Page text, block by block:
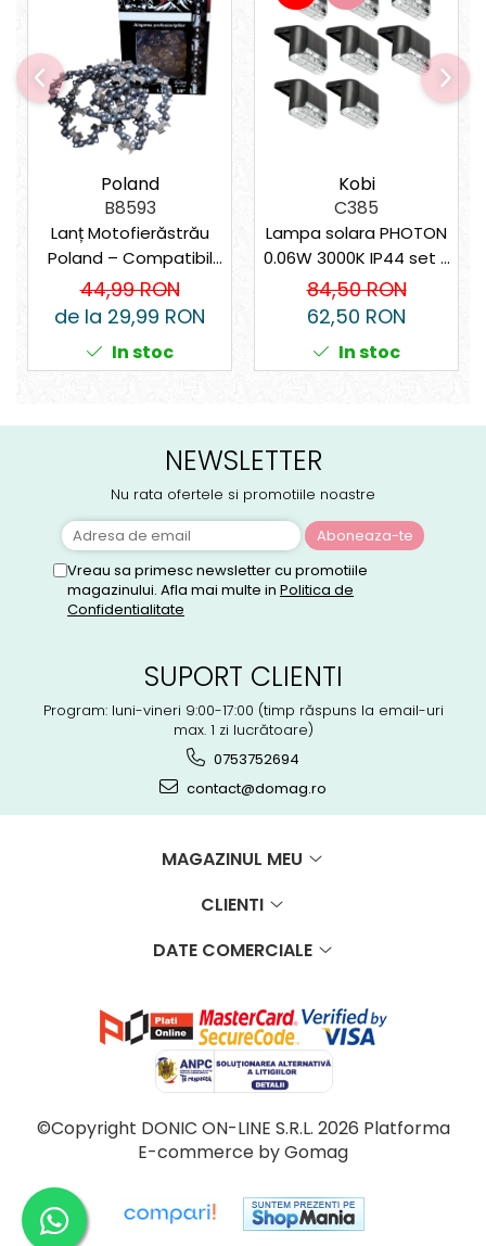
Unelte pentru grădină
Motoforeze și Burghie de Pământ
Ventilatoare
Poland
B8593
Lanț Motofierăstrău
Poland – Compatibil
universal
44,99 RON
de la 29,99 RON
In stoc
Kobi
C385
Lampa solara PHOTON
0.06W 3000K IP44 set 8
bucati
84,50 RON
62,50 RON
In stoc
NEWSLETTER
Nu rata ofertele si promotiile noastre
Vreau sa primesc newsletter cu promotiile
magazinului. Afla mai multe in Politica de
Confidentialitate
SUPORT CLIENTI
Program: luni-vineri 9:00-17:00 (timp răspuns la email-uri
max. 1 zi lucrătoare)
0753752694
contact@domag.ro
MAGAZINUL MEU
CLIENTI
DATE COMERCIALE
©Copyright DONIC ON-LINE S.R.L. 2026 Platforma
E-commerce by Gomag